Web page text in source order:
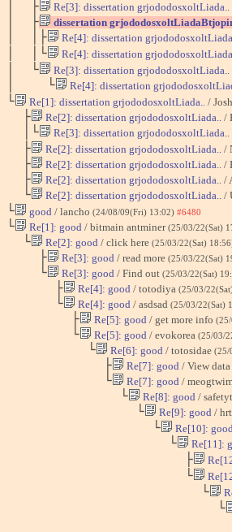
│ ├ Re[3]: dissertation grjododosxoltLiada..
│ ├ dissertation
│ │├ Re[4]: dissertation grjododosxoltLiada..
│ │└ Re[4]: dissertation grjododosxoltLiada..
│ └ Re[3]: dissertation grjododosxoltLiada..
│ └ Re[4]: dissertation
└ Re[1]: dissertation grjododosxoltLiada.. /
├ Re[2]: dissertation grjododosxoltLiada.. /
│└ Re[3]: dissertation grjododosxoltLiada..
├ Re[2]: dissertation grjododosxoltLiada.. /
├ Re[2]: dissertation grjododosxoltLiada.. /
├ Re[2]: dissertation grjododosxoltLiada.. /
└ Re[2]: dissertation grjododosxoltLiada.. /
└ good / lancho (24/08/09(Fri) 13:02) #6480
└ Re[1]: good / bitmain antminer(25/03/22(Sat)
└ Re[2]: good / click here (25/03/22(Sat)
├ Re[3]: good / read more (25/03/22(Sat)
└ Re[3]: good / Find out (25/03/22(Sat)
├ Re[4]: good / totodiya (25/03/
└ Re[4]: good / asdsad (25/03/22(Sat)
├ Re[5]: good / get more info
└ Re[5]: good / evokorea (25/03/
└ Re[6]: good / totosidae (25/
├ Re[7]: good / View data
└ Re[7]: good /
└ Re[8]: good /
└ Re[9]: good /
└ Re[10]: good
└ Re[11]:
├
└
└
└